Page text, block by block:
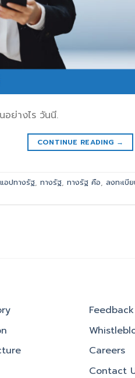
อย่างไร วันนี.
CONTINUE READING →
อปทางรัฐ ทางรัฐ ทางรัฐ คือ ลงทะเบี
Careers
Contact